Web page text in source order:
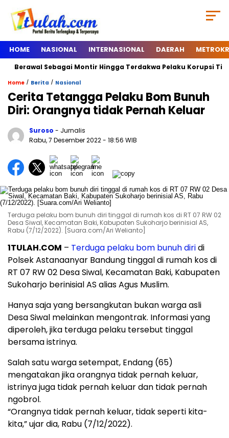
HOME NASIONAL INTERNASIONAL DAERAH
Sebagai Montir Hingga Terdakwa Pelaku Korupsi Timah,
Home / Berita / Nasional
Cerita Tetangga Pelaku Bom Bunuh
Diri: Orangnya tidak Pernah Keluar
Suroso - Jurnalis
Rabu, 7 Desember 2022- 18:56 WIB
Terduga pelaku bom bunuh diri tinggal di rumah kos di RT 07 RW 02
Desa Siwal, Kecamatan Baki, Kabupaten Sukoharjo berinisial AS,
Rabu (7/12/2022). [Suara.com/Ari Welianto]
1TULAH.COM – Terduga pelaku bom bunuh diridi
Polsek Astanaanyar Bandung tinggal di rumah kos di
RT 07 RW 02 Desa Siwal, Kecamatan Baki, Kabupaten
Sukoharjo berinisial AS alias Agus Muslim.
Hanya saja yang bersangkutan bukan warga asli
Desa Siwal melainkan mengontrak. Informasi yang
diperoleh, jika terduga pelaku tersebut tinggal
bersama istrinya.
Salah satu warga setempat, Endang (65)
mengatakan jika orangnya tidak pernah keluar,
istrinya juga tidak pernah keluar dan tidak pernah
ngobrol.
“Orangnya tidak pernah keluar, tidak seperti kita-
kita,” ujar dia, Rabu (7/12/2022).